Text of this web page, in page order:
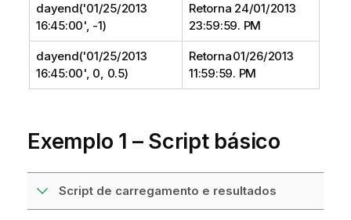
dayend('01/25/2013
16:45:00', -1)
Retorna 24/01/2013
23:59:59. PM
dayend('01/25/2013
16:45:00', 0, 0.5)
Retorna 01/26/2013
11:59:59. PM
Exemplo 1 – Script básico
Script de carregamento e resultados